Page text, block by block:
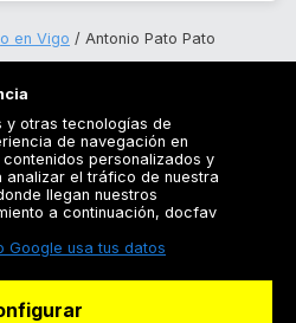
en Vigo Antonio Pato Pato
y otras tecnologías de
de navegación en
personalizados y
analizar el tráfico de nuestra
llegan nuestros
a continuación, docfav
Google usa tus datos